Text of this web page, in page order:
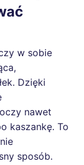
w sobie
Dzięki
nawet
kaszankę. To
sposób.